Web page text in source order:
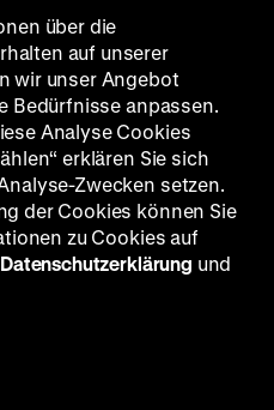
über die
auf unserer
wir unser Angebot
Bedürfnisse anpassen.
Analyse Cookies
erklären Sie sich
Zwecken setzen.
der Cookies können Sie
zu Cookies auf
Datenschutzerklärung und